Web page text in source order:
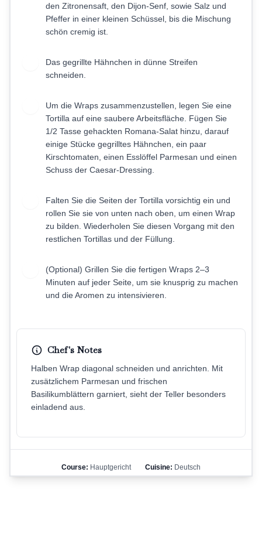
den Zitronensaft, den Dijon-Senf, sowie Salz und
Pfeffer in einer kleinen Schüssel, bis die Mischung
schön cremig ist.
Das gegrillte Hähnchen in dünne Streifen
schneiden.
Um die Wraps zusammenzustellen, legen Sie eine
Tortilla auf eine saubere Arbeitsfläche. Fügen Sie
1/2 Tasse gehackten Romana-Salat hinzu, darauf
einige Stücke gegrilltes Hähnchen, ein paar
Kirschtomaten, einen Esslöffel Parmesan und einen
Schuss der Caesar-Dressing.
Falten Sie die Seiten der Tortilla vorsichtig ein und
rollen Sie sie von unten nach oben, um einen Wrap
zu bilden. Wiederholen Sie diesen Vorgang mit den
restlichen Tortillas und der Füllung.
(Optional) Grillen Sie die fertigen Wraps 2–3
Minuten auf jeder Seite, um sie knusprig zu machen
und die Aromen zu intensivieren.
Chef's Notes
Halben Wrap diagonal schneiden und anrichten. Mit
zusätzlichem Parmesan und frischen
Basilikumblättern garniert, sieht der Teller besonders
einladend aus.
Course: Hauptgericht Cuisine: Deutsch